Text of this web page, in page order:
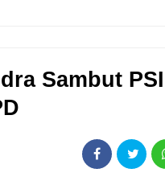
Sambut PSI